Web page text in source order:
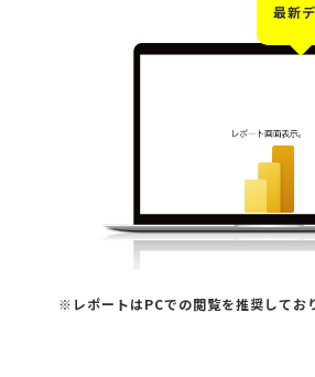
最新
※レポートはPCでの閲覧を推奨してお